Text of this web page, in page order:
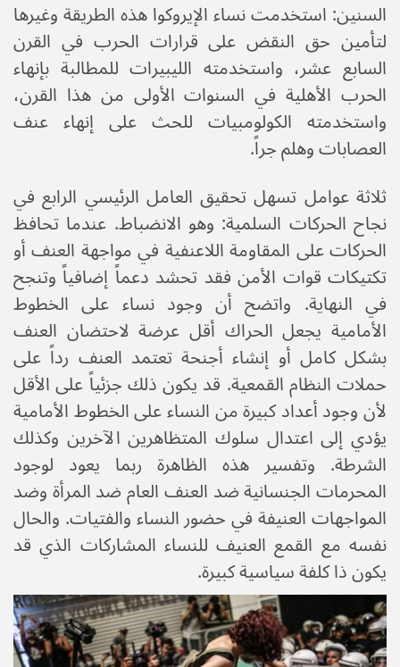
السنين: استخدمت نساء الإيروكوا هذه الطريقة وغيرها
لتأمين حق النقض على قرارات الحرب في القرن
السابع عشر، واستخدمته الليبيرات للمطالبة بإنهاء
الحرب الأهلية في السنوات الأولى من هذا القرن،
واستخدمته الكولومبيات للحث على إنهاء عنف
العصابات وهلم جراً.
ثلاثة عوامل تسهل تحقيق العامل الرئيسي الرابع في
نجاح الحركات السلمية: وهو الانضباط. عندما تحافظ
الحركات على المقاومة اللاعنفية في مواجهة العنف أو
تكتيكات قوات الأمن فقد تحشد دعماً إضافياً وتنجح
في النهاية. واتضح أن وجود نساء على الخطوط
الأمامية يجعل الحراك أقل عرضة لاحتضان العنف
بشكل كامل أو إنشاء أجنحة تعتمد العنف رداً على
حملات النظام القمعية. قد يكون ذلك جزئياً على الأقل
لأن وجود أعداد كبيرة من النساء على الخطوط الأمامية
يؤدي إلى اعتدال سلوك المتظاهرين الآخرين وكذلك
الشرطة. وتفسير هذه الظاهرة ربما يعود لوجود
المحرمات الجنسانية ضد العنف العام ضد المرأة وضد
المواجهات العنيفة في حضور النساء والفتيات. والحال
نفسه مع القمع العنيف للنساء المشاركات الذي قد
يكون ذا كلفة سياسية كبيرة.